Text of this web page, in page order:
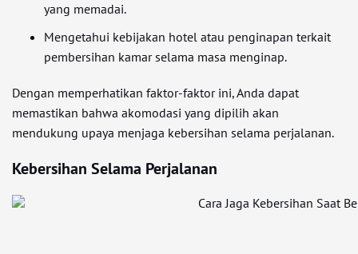
yang memadai.
Mengetahui kebijakan hotel atau penginapan terkait
pembersihan kamar selama masa menginap.
Dengan memperhatikan faktor-faktor ini, Anda dapat
memastikan bahwa akomodasi yang dipilih akan
mendukung upaya menjaga kebersihan selama perjalanan.
Kebersihan Selama Perjalanan